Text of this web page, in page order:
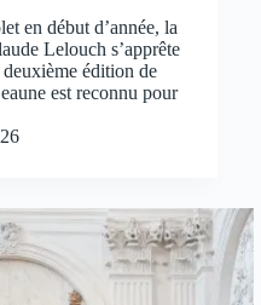
en début d’année, la
Lelouch s’apprête
édition de
est reconnu pour